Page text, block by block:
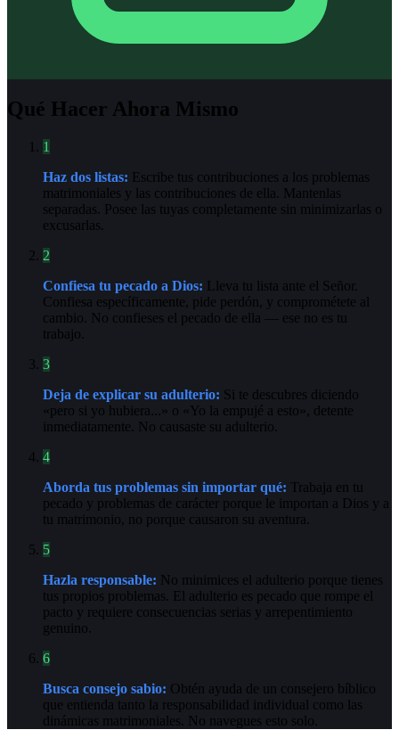
Qué Hacer Ahora Mismo
1
Haz dos listas: Escribe tus contribuciones a los problemas
matrimoniales y las contribuciones de ella. Mantenlas
separadas. Posee las tuyas completamente sin minimizarlas o
excusarlas.
2
Confiesa tu pecado a Dios: Lleva tu lista ante el Señor.
Confiesa específicamente, pide perdón, y comprométete al
cambio. No confieses el pecado de ella — ese no es tu
trabajo.
3
Deja de explicar su adulterio: Si te descubres diciendo
«pero si yo hubiera...» o «Yo la empujé a esto», detente
inmediatamente. No causaste su adulterio.
4
Aborda tus problemas sin importar qué: Trabaja en tu
pecado y problemas de carácter porque le importan a Dios y a
tu matrimonio, no porque causaron su aventura.
5
Hazla responsable: No minimices el adulterio porque tienes
tus propios problemas. El adulterio es pecado que rompe el
pacto y requiere consecuencias serias y arrepentimiento
genuino.
6
Busca consejo sabio: Obtén ayuda de un consejero bíblico
que entienda tanto la responsabilidad individual como las
dinámicas matrimoniales. No navegues esto solo.